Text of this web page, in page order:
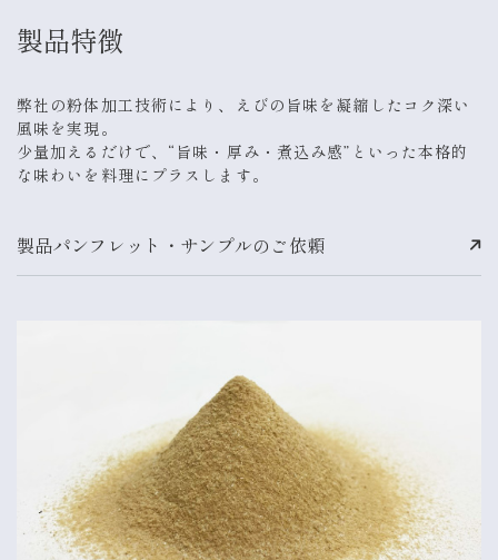
製品特徴
弊社の粉体加工技術により、えびの旨味を凝縮したコク深い
風味を実現。
少量加えるだけで、“旨味・厚み・煮込み感”といった本格的
な味わいを 料理にプラスします。
製品パンフレット・サンプルのご依頼